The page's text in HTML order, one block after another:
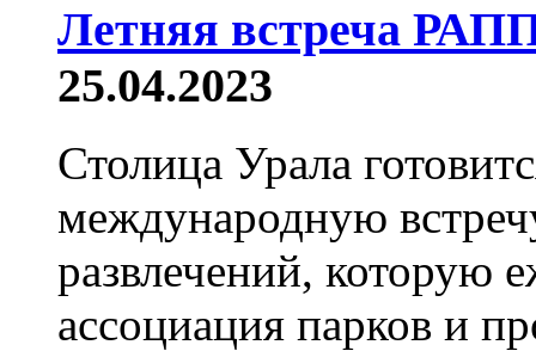
Летняя встреча
25.04.2023
Столица Урала
международную
развлечений, которую
ассоциация парков и